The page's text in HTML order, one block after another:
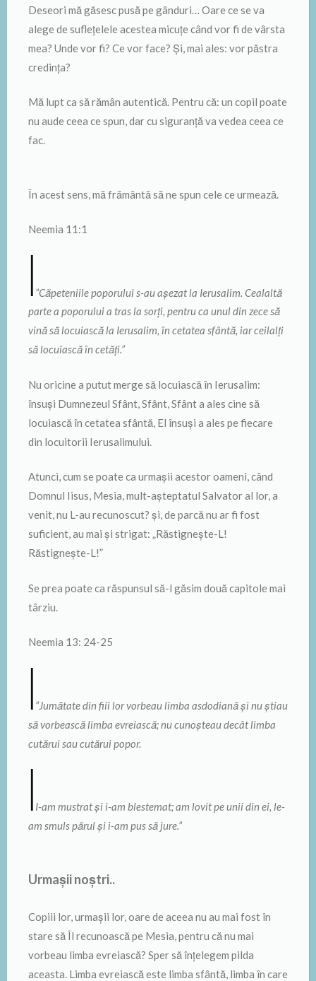
Deseori mă găsesc pusă pe gânduri… Oare ce se va
alege de suflețelele acestea micuțe când vor fi de vârsta
mea? Unde vor fi? Ce vor face? Și, mai ales: vor păstra
credința?
Mă lupt ca să rămân autentică. Pentru că: un copil poate
nu aude ceea ce spun, dar cu siguranță va vedea ceea ce
fac.
În acest sens, mă frământă să ne spun cele ce urmează.
Neemia 11:1
”Căpeteniile poporului s-au așezat la Ierusalim. Cealaltă
parte a poporului a tras la sorți, pentru ca unul din zece să
vină să locuiască la Ierusalim, în cetatea sfântă, iar ceilalți
să locuiască în cetăți.”
Nu oricine a putut merge să locuiască în Ierusalim:
însuși Dumnezeul Sfânt, Sfânt, Sfânt a ales cine să
locuiască în cetatea sfântă, El însuși a ales pe fiecare
din locuitorii Ierusalimului.
Atunci, cum se poate ca urmașii acestor oameni, când
Domnul Iisus, Mesia, mult-așteptatul Salvator al lor, a
venit, nu L-au recunoscut? și, de parcă nu ar fi fost
suficient, au mai și strigat: „Răstignește-L!
Răstignește-L!”
Se prea poate ca răspunsul să-l găsim două capitole mai
târziu.
Neemia 13: 24-25
”Jumătate din fiii lor vorbeau limba asdodiană și nu știau
să vorbească limba evreiască; nu cunoșteau decât limba
cutărui sau cutărui popor.
I-am mustrat și i-am blestemat; am lovit pe unii din ei, le-
am smuls părul și i-am pus să jure.”
Urmașii noștri..
Copiii lor, urmașii lor, oare de aceea nu au mai fost în
stare să Îl recunoască pe Mesia, pentru că nu mai
vorbeau limba evreiască? Sper să înțelegem pilda
aceasta. Limba evreiască este limba sfântă, limba în care